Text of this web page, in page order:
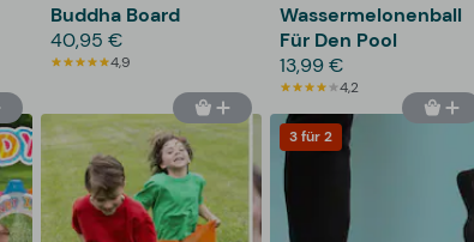
Buddha Board
40,95 €
4,9
Wassermelonenball
Für Den Pool
13,99 €
4,2
3 für 2